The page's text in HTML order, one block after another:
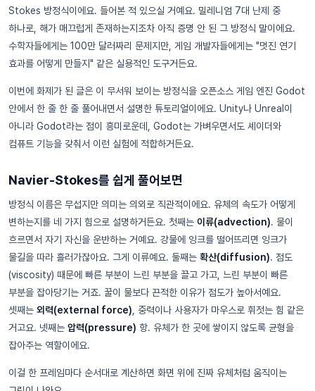
Stokes 방정식이에요. 들어본 적 있으실 거예요. 밀레니엄 7대 난제 중
하나로, 해가 매끄럽게 존재하는지조차 아직 증명 안 된 그 방정식 말이에요.
수학자들에게는 100만 달러짜리 문제지만, 게임 개발자들에게는 "멋진 연기
효과를 어떻게 만들지" 같은 실용적인 도구거든요.
이번에 화제가 된 글은 이 무서워 보이는 방정식을 오픈소스 게임 엔진 Godot
안에서 한 줄 한 줄 풀어내면서 설명한 튜토리얼이에요. Unity나 Unreal이
아니라 Godot라는 점이 흥미로운데, Godot는 가벼우면서도 셰이더와
컴퓨트 기능을 갖춰서 이런 실험에 적합하거든요.
Navier-Stokes를 쉽게 풀어보면
방정식 이름은 무섭지만 의미는 의외로 직관적이에요. 유체의 속도가 어떻게
변하는지를 네 가지 힘으로 설명하거든요. 첫째는 이류(advection). 물이
흐르면서 자기 자신을 운반하는 거예요. 강물에 잉크를 떨어뜨리면 잉크가
물길을 따라 흘러가잖아요. 그게 이류예요. 둘째는 확산(diffusion). 점도
(viscosity) 때문에 빠른 부분이 느린 부분을 끌고 가고, 느린 부분이 빠른
부분을 잡아당기는 거죠. 꿀이 물보다 끈적한 이유가 점도가 높아서예요.
셋째는 외력(external force) , 중력이나 사용자가 마우스로 휘젓는 힘 같은
거고요. 넷째는 압력(pressure) 항. 유체가 한 곳에 쌓이지 않도록 균형을
잡아주는 역할이에요.
이걸 한 프레임마다 순서대로 계산하면 화면 위에 진짜 유체처럼 움직이는